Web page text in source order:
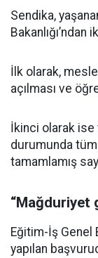
Sendika,
İlk olarak,
açılması ve
İkinci olarak
durumunda
tamamlamış
“Mağduriyet
Eğitim-İş Genel
yapılan